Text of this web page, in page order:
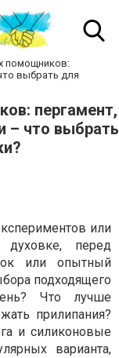
помощников:
выбрать для
пергамент,
– что выбрать
или
духовке, перед
или опытный
подходящего
Что лучше
прилипания?
и силиконовые
варианта,